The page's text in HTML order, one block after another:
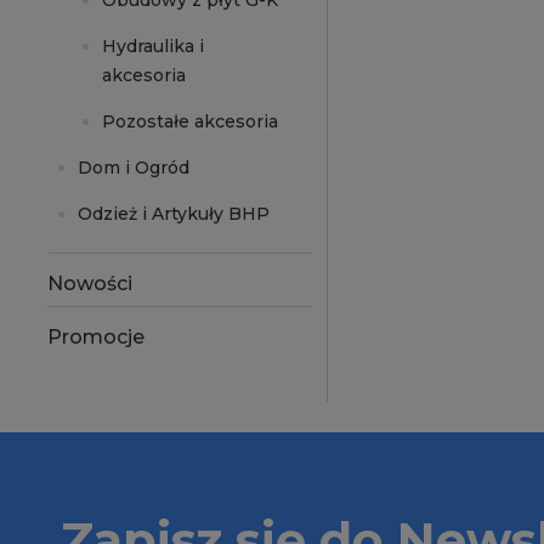
Hydraulika i
akcesoria
Pozostałe akcesoria
Dom i Ogród
Odzież i Artykuły BHP
Nowości
Promocje